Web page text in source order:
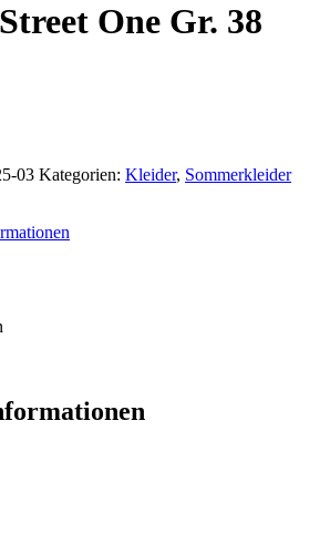
One Gr. 38
03 Kategorien: Kleider, Sommerkleider